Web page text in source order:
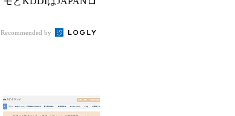
無料Wi-Fi「00...
Recommended by